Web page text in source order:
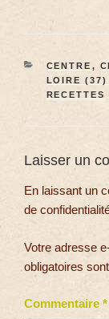
CENTRE ,
LOIRE (37)
RECETTES
Laisser un
En laissant un
de
Votre adresse
obligatoires
Commentaire *